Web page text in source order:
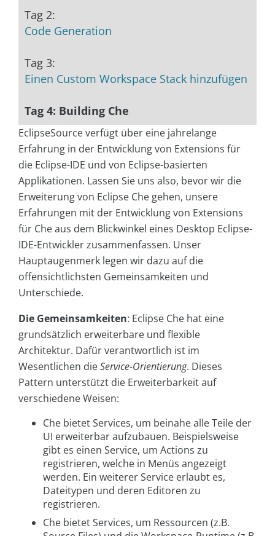
Tag 2:
Code Generation
Tag 3:
Einen Custom Workspace Stack hinzufügen
Tag 4: Building Che
EclipseSource verfügt über eine jahrelange
Erfahrung in der Entwicklung von Extensions für
die Eclipse-IDE und von Eclipse-basierten
Applikationen. Lassen Sie uns also, bevor wir die
Erweiterung von Eclipse Che gehen, unsere
Erfahrungen mit der Entwicklung von Extensions
für Che aus dem Blickwinkel eines Desktop Eclipse-
IDE-Entwickler zusammenfassen. Unser
Hauptaugenmerk legen wir dazu auf die
offensichtlichsten Gemeinsamkeiten und
Unterschiede.
Die Gemeinsamkeiten: Eclipse Che hat eine
grundsätzlich erweiterbare und flexible
Architektur. Dafür verantwortlich ist im
Wesentlichen dieService-Orientierung. Dieses
Pattern unterstützt die Erweiterbarkeit auf
verschiedene Weisen:
Che bietet Services, um beinahe alle Teile der
UI erweiterbar aufzubauen. Beispielsweise
gibt es einen Service, um Actions zu
registrieren, welche in Menüs angezeigt
werden. Ein weiterer Service erlaubt es,
Dateitypen und deren Editoren zu
registrieren.
Che bietet Services, um Ressourcen (z.B.